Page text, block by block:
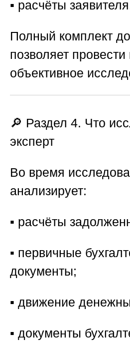
▪️ расчёты
Полный комплект
позволяет
объективное
🔎 Раздел 4. Что
эксперт
Во время
анализирует:
▪️ расчёты
▪️ первичные
документы;
▪️ движение
▪️ документы